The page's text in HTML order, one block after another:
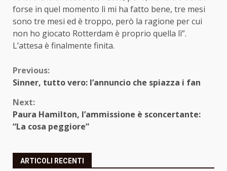
forse in quel momento lì mi ha fatto bene, tre mesi
sono tre mesi ed è troppo, però la ragione per cui
non ho giocato Rotterdam è proprio quella lì”.
L’attesa è finalmente finita.
Continue
Previous:
Sinner, tutto vero: l’annuncio che spiazza i fan
Next:
Paura Hamilton, l’ammissione è sconcertante:
“La cosa peggiore”
ARTICOLI RECENTI